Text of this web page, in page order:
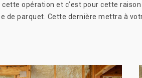
opération et c’est pour cette raison
parquet. Cette dernière mettra à